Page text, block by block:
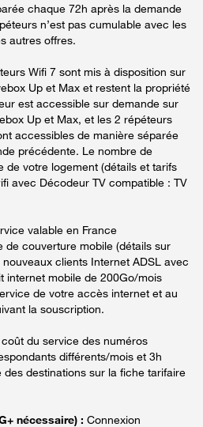
chaque 72h après la demande
n’est pas cumulable avec les
autres offres.
Wifi 7 sont mis à disposition sur
Up et Max et restent la propriété
est accessible sur demande sur
Up et Max, et les 2 répéteurs
accessibles de manière séparée
précédente. Le nombre de
de votre logement (détails et tarifs
avec Décodeur TV compatible : TV
valable en France
de couverture mobile (détails sur
clients Internet ADSL avec
internet mobile de 200Go/mois
de votre accès internet et au
la souscription.
du service des numéros
différents/mois et 3h
destinations sur la fiche tarifaire
nécessaire) : Connexion